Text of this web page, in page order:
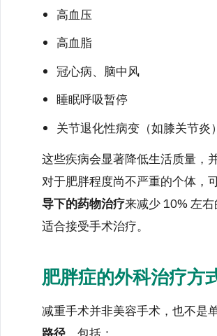
高血压
高血脂
冠心病、脑中风
睡眠呼吸暂停
关节退化性病变（如膝关节炎）
这些疾病会显著降低生活质量，
对于肥胖程度尚不严重的个体，
导下的药物治疗来减少 10% 左
适合接受手术治疗。
肥胖症的外科治疗方
减重手术并非美容手术，也不是